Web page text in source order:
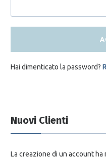
Hai dimenticato la password?
Nuovi Clienti
La creazione di un account